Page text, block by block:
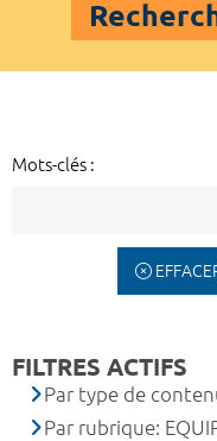
Mots-clés :
FILTRES ACTIFS
Par type de
Par rubrique: